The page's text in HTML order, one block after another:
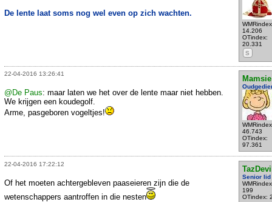
14.206
OTindex:
20.331
S
De lente laat soms nog wel even op zich wachten.
22-04-2016 13:26:41
Mamsie
46.743
OTindex:
97.361
@De Paus: maar laten we het over de lente maar niet hebben.
We krijgen een koudegolf.
Arme, pasgeboren vogeltjes!
22-04-2016 17:22:12
Senior lid
199
OTindex:
Of het moeten achtergebleven paaseieren zijn die de
wetenschappers aantroffen in die nesten